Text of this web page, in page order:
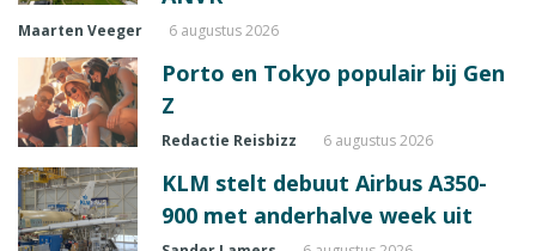
Maarten Veeger 6 augustus 2026
Porto en Tokyo populair bij Gen
Z
Redactie Reisbizz 6 augustus 2026
KLM stelt debuut Airbus A350-
900 met anderhalve week uit